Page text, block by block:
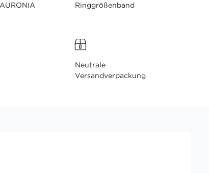
Ringgrößenband
Neutrale
Versandverpackung